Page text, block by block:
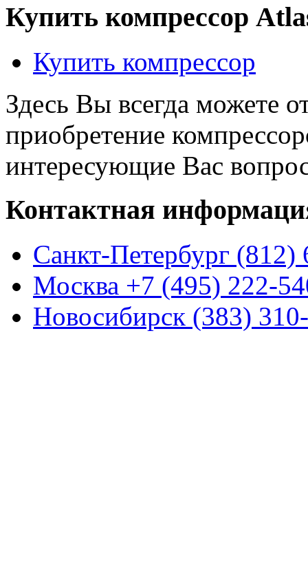
Купить компрессор
Купить компресcор
Здесь Вы всегда можете
приобретение
интересующие Вас
Контактная
Санкт-Петербург (812)
Москва +7 (495) 222-
Новосибирск (383)